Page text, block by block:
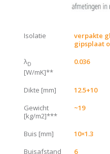
Isolatie
verpakte
gipsplaat
λD
[W/mK]**
0.036
Dikte [mm]
12.5+10
Gewicht
[kg/m2]***
~19
Buis [mm]
10×1.3
Buisafstand
6